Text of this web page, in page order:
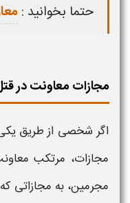
حتما بخوانید :
مجازات معاونت در
اگر شخصی از طریق
مجازات، مرتکب
مجرمین، به مجازاتی